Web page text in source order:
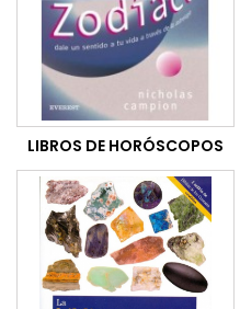
LIBROS DE HORÓSCOPOS